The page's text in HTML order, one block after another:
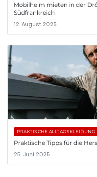
Mobilheim mieten in der
Südfrankreich
12. August 2025
PRAKTISCHE ALLTAGSKLEIDUNG
Praktische Tipps für die
25. Juni 2025